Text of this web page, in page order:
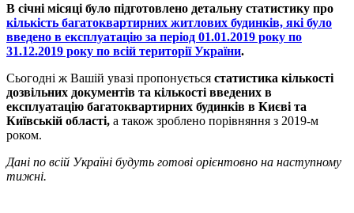
В січні місяці було підготовлено детальну статистику про
кількість багатоквартирних житлових будинків, які було
введено в експлуатацію за період 01.01.2019 року по
31.12.2019 року по всій території України.
Сьогодні ж Вашій увазі пропонується статистика кількості
дозвільних документів та кількості введених в
експлуатацію багатоквартирних будинків в Києві та
Київській області, а також зроблено порівняння з 2019-м
роком.
Дані по всій Україні будуть готові орієнтовно на наступному
тижні.